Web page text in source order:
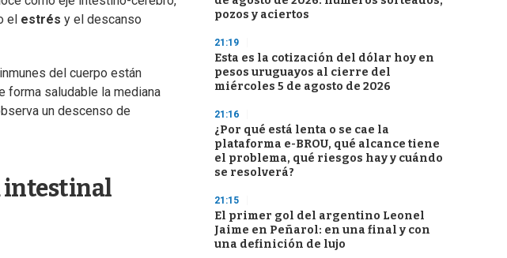
el estrés y el descanso
del cuerpo están
forma saludable la mediana
un descenso de
intestinal
pozos y aciertos
21:19
Esta es la cotización del dólar hoy en
pesos uruguayos al cierre del
miércoles 5 de agosto de 2026
21:16
¿Por qué está lenta o se cae la
plataforma e-BROU, qué alcance tiene
el problema, qué riesgos hay y cuándo
se resolverá?
21:15
El primer gol del argentino Leonel
Jaime en Peñarol: en una final y con
una definición de lujo